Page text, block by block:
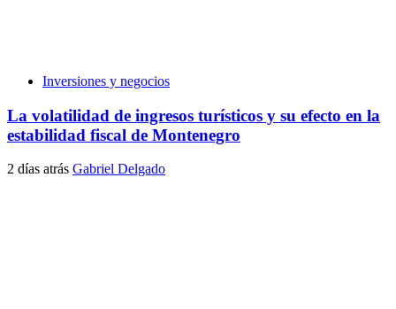
Inversiones y negocios
La volatilidad de ingresos turísticos y su efecto en la
estabilidad fiscal de Montenegro
2 días atrás Gabriel Delgado